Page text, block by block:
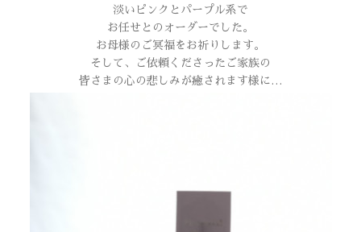
淡いピンクとパープル系で
お任せとのオーダーでした。
お母様のご冥福をお祈りします。
そして、ご依頼くださったご家族の
皆さまの心の悲しみが癒されます様に…